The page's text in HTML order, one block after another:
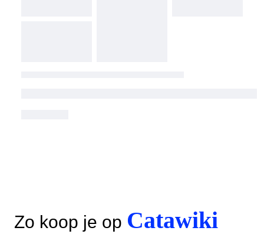
Zo koop je op Catawiki